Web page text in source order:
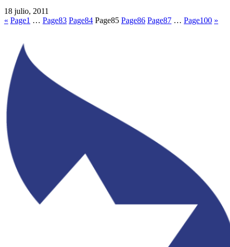
18 julio, 2011
« Page1 … Page83 Page84 Page85 Page86 Page87 … Page100 »